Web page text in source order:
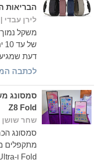
הבריאות
לירן עבדי | 21.07.2026
משקל
דעת
לכתבה
סמסונג
Z8 Fold
שחר שושן
סמסונג
Fold ו-Z8 Fold Ultra...